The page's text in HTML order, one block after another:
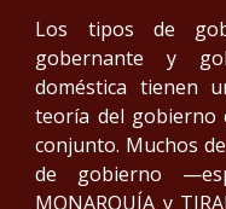
Los tipos de
gobernante y
doméstica tienen
teoría del gobierno
conjunto. Muchos
de gobierno
MONARQUÍA y